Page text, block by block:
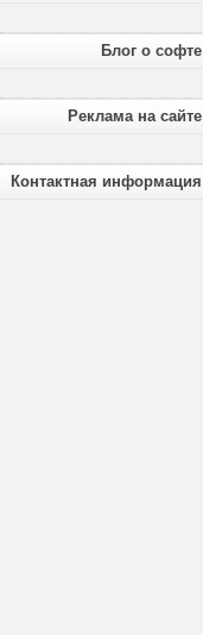
Блог о софте
Реклама на сайте
Контактная информация